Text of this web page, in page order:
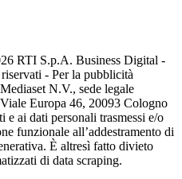
RTI S.p.A. Business Digital -
- Per la pubblicità
N.V., sede legale
Europa 46, 20093 Cologno
e ai dati personali trasmessi e/o
funzionale all’addestramento di
È altresì fatto divieto
di data scraping.